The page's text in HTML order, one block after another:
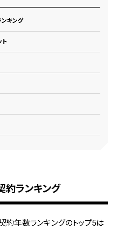
キング
ト
約ランキング
約年数ランキングのトップ5は